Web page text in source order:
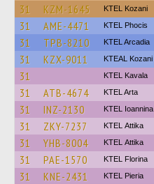
31 KZM-1645 ΚΤΕL Kozani
31 AME-4471 ΚΤΕL Phocis
31 TPB-8210 KTEL Arcadia
31 KZX-9011 KTEAL Kozani
31 KTEL Kavala
31 ATB-4674 KTEL Arta
31 INZ-2130 KTEL Ioannina
31 ZKY-7237 KΤΕL Αttika
31 YHB-8004 KΤΕL Αttika
31 PAE-1570 KTEL Florina
31 KNE-2431 KTEL Pieria